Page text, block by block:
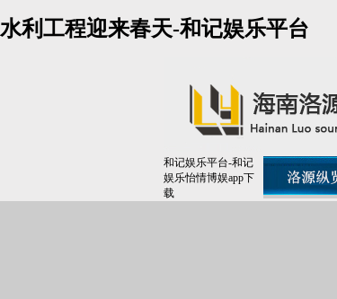
水利工程迎来春天-和记娱乐平台
和记娱乐平台-和记
娱乐怡情博娱app下
载